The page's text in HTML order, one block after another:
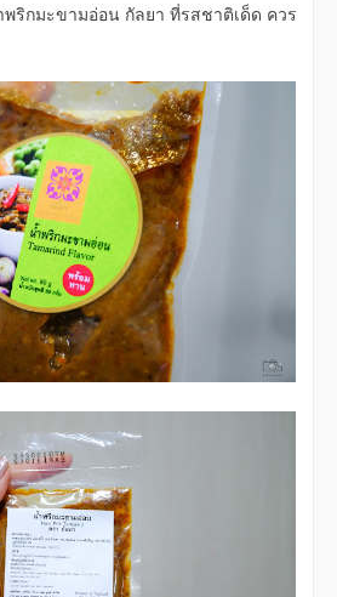
ริกมะขามอ่อน กัลยา ที่รสชาติเด็ด ควร